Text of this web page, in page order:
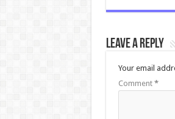
Leave a Reply
Your email
Comment *